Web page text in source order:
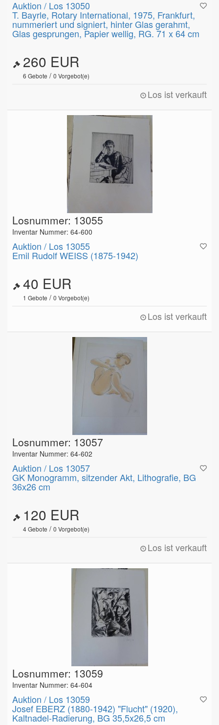
Auktion / Los 13050
T. Bayrle, Rotary International, 1975, Frankfurt,
nummeriert und signiert, hinter Glas gerahmt,
Glas gesprungen, Papier wellig, RG. 71 x 64 cm
260 EUR
6 Gebote / 0 Vorgebot(e)
Los ist verkauft
Losnummer: 13055
Inventar Nummer: 64-600
Auktion / Los 13055
Emil Rudolf WEISS (1875-1942)
40 EUR
1 Gebote / 0 Vorgebot(e)
Los ist verkauft
Losnummer: 13057
Inventar Nummer: 64-602
Auktion / Los 13057
GK Monogramm, sitzender Akt, Lithografie, BG
36x26 cm
120 EUR
4Gebote / 0 Vorgebot(e)
Los ist verkauft
Losnummer: 13059
Inventar Nummer: 64-604
Auktion / Los 13059
Josef EBERZ (1880-1942) "Flucht" (1920),
Kaltnadel-Radierung, BG 35,5x26,5 cm